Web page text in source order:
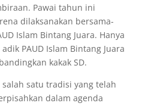
Pawai tahun ini
dilaksanakan bersama-
Islam Bintang Juara. Hanya
PAUD Islam Bintang Juara
kakak SD.
satu tradisi yang telah
dalam agenda